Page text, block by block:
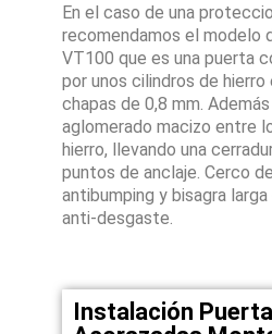
En el caso de una
recomendamos el modelo
VT100 que es una puerta
por unos cilindros de
chapas de 0,8 mm.
aglomerado macizo entre
hierro, llevando una
puntos de anclaje. Cerco
antibumping y bisagra
anti-desgaste.
Instalación